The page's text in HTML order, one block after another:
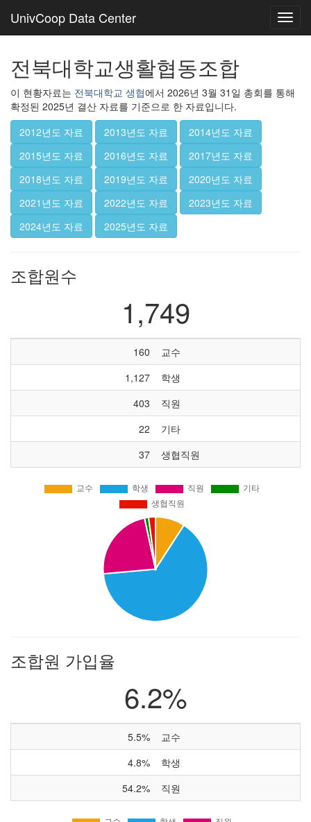
UnivCoop Data Center
전북대학교생활협동조합
이 현황자료는 전북대학교 생협에서 2026년 3월 31일 총회를 통해
확정된 2025년 결산 자료를 기준으로 한 자료입니다.
2012년도 자료
2013년도 자료
2014년도 자료
2015년도 자료
2016년도 자료
2017년도 자료
2018년도 자료
2019년도 자료
2020년도 자료
2021년도 자료
2022년도 자료
2023년도 자료
2024년도 자료
2025년도 자료
조합원수
1,749
160
교수
1,127
학생
403
직원
22
기타
37
생협직원
조합원 가입율
6.2%
5.5%
교수
4.8%
학생
54.2%
직원